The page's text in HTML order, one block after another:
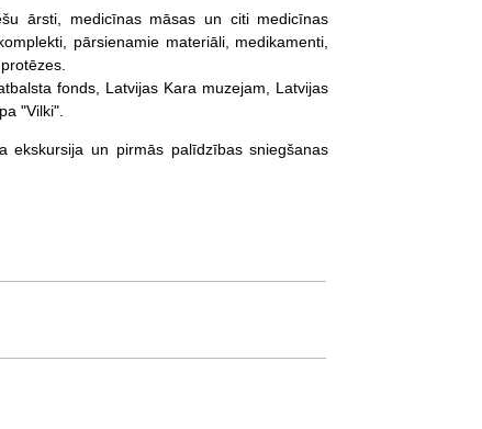
ārsti, medicīnas māsas un citi medicīnas
pārsienamie materiāli, medikamenti,
fonds, Latvijas Kara muzejam, Latvijas
"Vilki".
ekskursija un pirmās palīdzības sniegšanas